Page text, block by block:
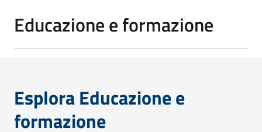
Educazione e formazione
Esplora Educazione e
formazione